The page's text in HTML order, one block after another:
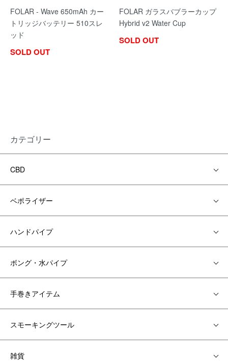
FOLAR - Wave 650mAh カー
トリッジバッテリー 510スレ
ッド
SOLD OUT
FOLAR ガラスバブラーカップ
Hybrid v2 Water Cup
SOLD OUT
カテゴリー
CBD
ベポライザー
ハンドパイプ
ボング・水パイプ
手巻きアイテム
スモーキングツール
雑貨